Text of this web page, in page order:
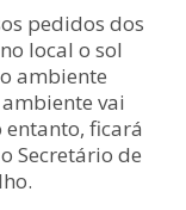
pedidos dos
local o sol
ambiente
vai
ficará
Secretário de